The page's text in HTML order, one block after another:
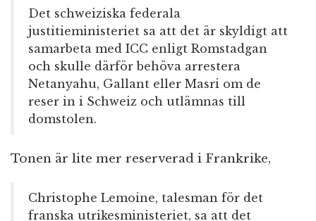
Det schweiziska federala
justitieministeriet sa att det är skyldigt att
samarbeta med ICC enligt Romstadgan
och skulle därför behöva arrestera
Netanyahu, Gallant eller Masri om de
reser in i Schweiz och utlämnas till
domstolen.
Tonen är lite mer reserverad i Frankrike,
Christophe Lemoine, talesman för det
franska utrikesministeriet, sa att det